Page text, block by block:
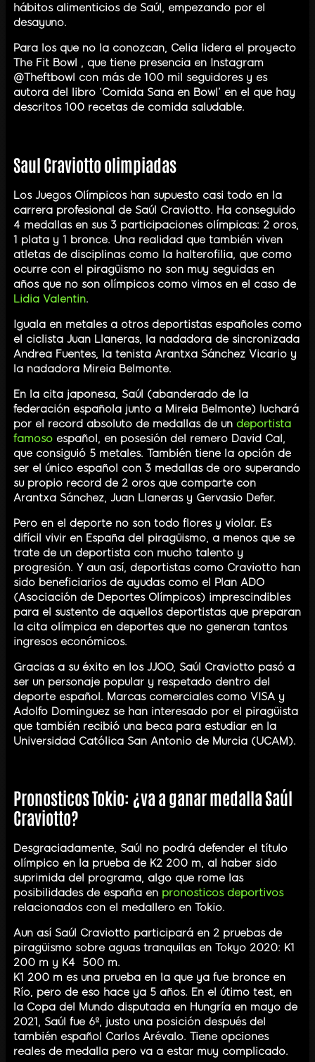
hábitos alimenticios de Saúl, empezando por el
desayuno.
Para los que no la conozcan, Celia lidera el proyecto
The Fit Bowl , que tiene presencia en Instagram
@Theftbowl con más de 100 mil seguidores y es
autora del libro ‘Comida Sana en Bowl’ en el que hay
descritos 100 recetas de comida saludable.
Saul Craviotto olimpiadas
Los Juegos Olímpicos han supuesto casi todo en la
carrera profesional de Saúl Craviotto. Ha conseguido
4 medallas en sus 3 participaciones olímpicas: 2 oros,
1 plata y 1 bronce. Una realidad que también viven
atletas de disciplinas como la halterofilia, que como
ocurre con el piragüismo no son muy seguidas en
años que no son olímpicos como vimos en el caso de
Lidia Valentin.
Iguala en metales a otros deportistas españoles como
el ciclista Juan Llaneras, la nadadora de sincronizada
Andrea Fuentes, la tenista Arantxa Sánchez Vicario y
la nadadora Mireia Belmonte.
En la cita japonesa, Saúl (abanderado de la
federación española junto a Mireia Belmonte) luchará
por el record absoluto de medallas de un deportista
famoso español, en posesión del remero David Cal,
que consiguió 5 metales. También tiene la opción de
ser el único español con 3 medallas de oro superando
su propio record de 2 oros que comparte con
Arantxa Sánchez, Juan Llaneras y Gervasio Defer.
Pero en el deporte no son todo flores y violar. Es
difícil vivir en España del piragüismo, a menos que se
trate de un deportista con mucho talento y
progresión. Y aun así, deportistas como Craviotto han
sido beneficiarios de ayudas como el Plan ADO
(Asociación de Deportes Olímpicos) imprescindibles
para el sustento de aquellos deportistas que preparan
la cita olímpica en deportes que no generan tantos
ingresos económicos.
Gracias a su éxito en los JJOO, Saúl Craviotto pasó a
ser un personaje popular y respetado dentro del
deporte español. Marcas comerciales como VISA y
Adolfo Dominguez se han interesado por el piragüista
que también recibió una beca para estudiar en la
Universidad Católica San Antonio de Murcia (UCAM).
Pronosticos Tokio: ¿va a ganar medalla Saúl
Craviotto?
Desgraciadamente, Saúl no podrá defender el título
olímpico en la prueba de K2 200 m, al haber sido
suprimida del programa, algo que rome las
posibilidades de españa en pronosticos deportivos
relacionados con el medallero en Tokio.
Aun así Saúl Craviotto participará en 2 pruebas de
piragüismo sobre aguas tranquilas en Tokyo 2020: K1
200 m y K4 500 m.
K1 200 m es una prueba en la que ya fue bronce en
Río, pero de eso hace ya 5 años. En el útimo test, en
la Copa del Mundo disputada en Hungría en mayo de
2021, Saúl fue 6º, justo una posición después del
también español Carlos Arévalo. Tiene opciones
reales de medalla pero va a estar muy complicado.